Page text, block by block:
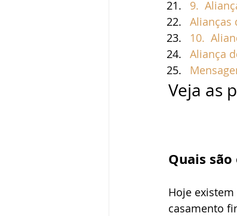
9.
Alianças
10.
Aliança
Veja as
Quais
Hoje
casamento